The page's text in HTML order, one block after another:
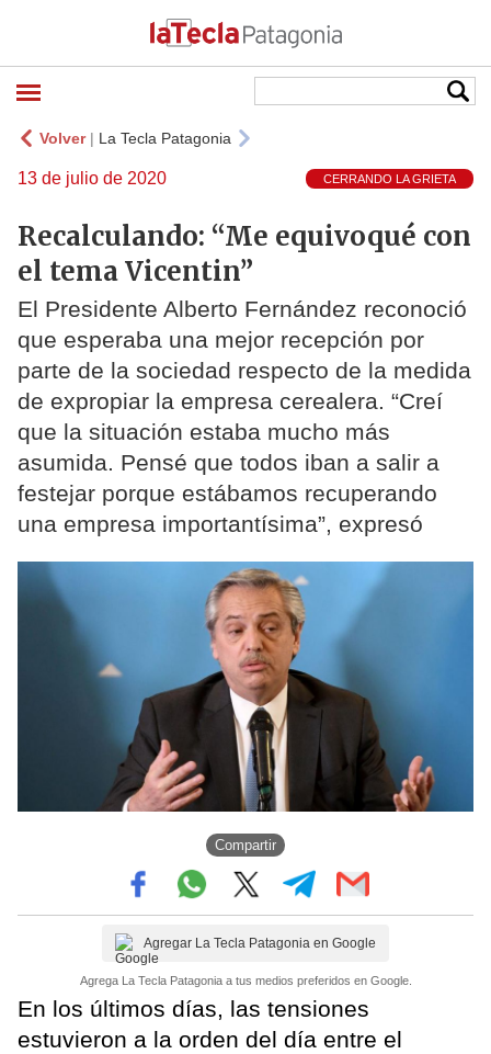
Volver| La Tecla Patagonia
13 de julio de 2020 CERRANDO LA GRIETA
Recalculando: “Me equivoqué con
el tema Vicentin”
El Presidente Alberto Fernández reconoció
que esperaba una mejor recepción por
parte de la sociedad respecto de la medida
de expropiar la empresa cerealera. “Creí
que la situación estaba mucho más
asumida. Pensé que todos iban a salir a
festejar porque estábamos recuperando
una empresa importantísima”, expresó
Compartir
Agregar La Tecla Patagonia en Google
Agrega La Tecla Patagonia a tus medios preferidos en Google.
En los últimos días, las tensiones
estuvieron a la orden del día entre el